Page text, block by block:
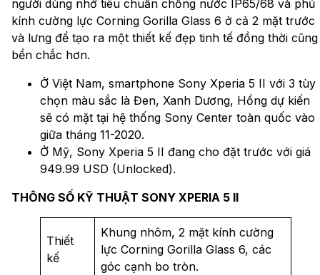
người dùng nhờ tiêu chuẩn chống nước IP65/68 và phủ
kính cường lực Corning Gorilla Glass 6 ở cả 2 mặt trước
và lưng để tạo ra một thiết kế đẹp tinh tế đồng thời cũng
bền chắc hơn.
Ở Việt Nam, smartphone Sony Xperia 5 II với 3 tùy
chọn màu sắc là Đen, Xanh Dương, Hồng dự kiến
sẽ có mặt tại hệ thống Sony Center toàn quốc vào
giữa tháng 11-2020.
Ở Mỹ, Sony Xperia 5 II đang cho đặt trước với giá
949.99 USD (Unlocked).
THÔNG SỐ KỸ THUẬT SONY XPERIA 5 II
Thiết
kế
Khung nhôm, 2 mặt kính cường
lực Corning Gorilla Glass 6, các
góc cạnh bo tròn.